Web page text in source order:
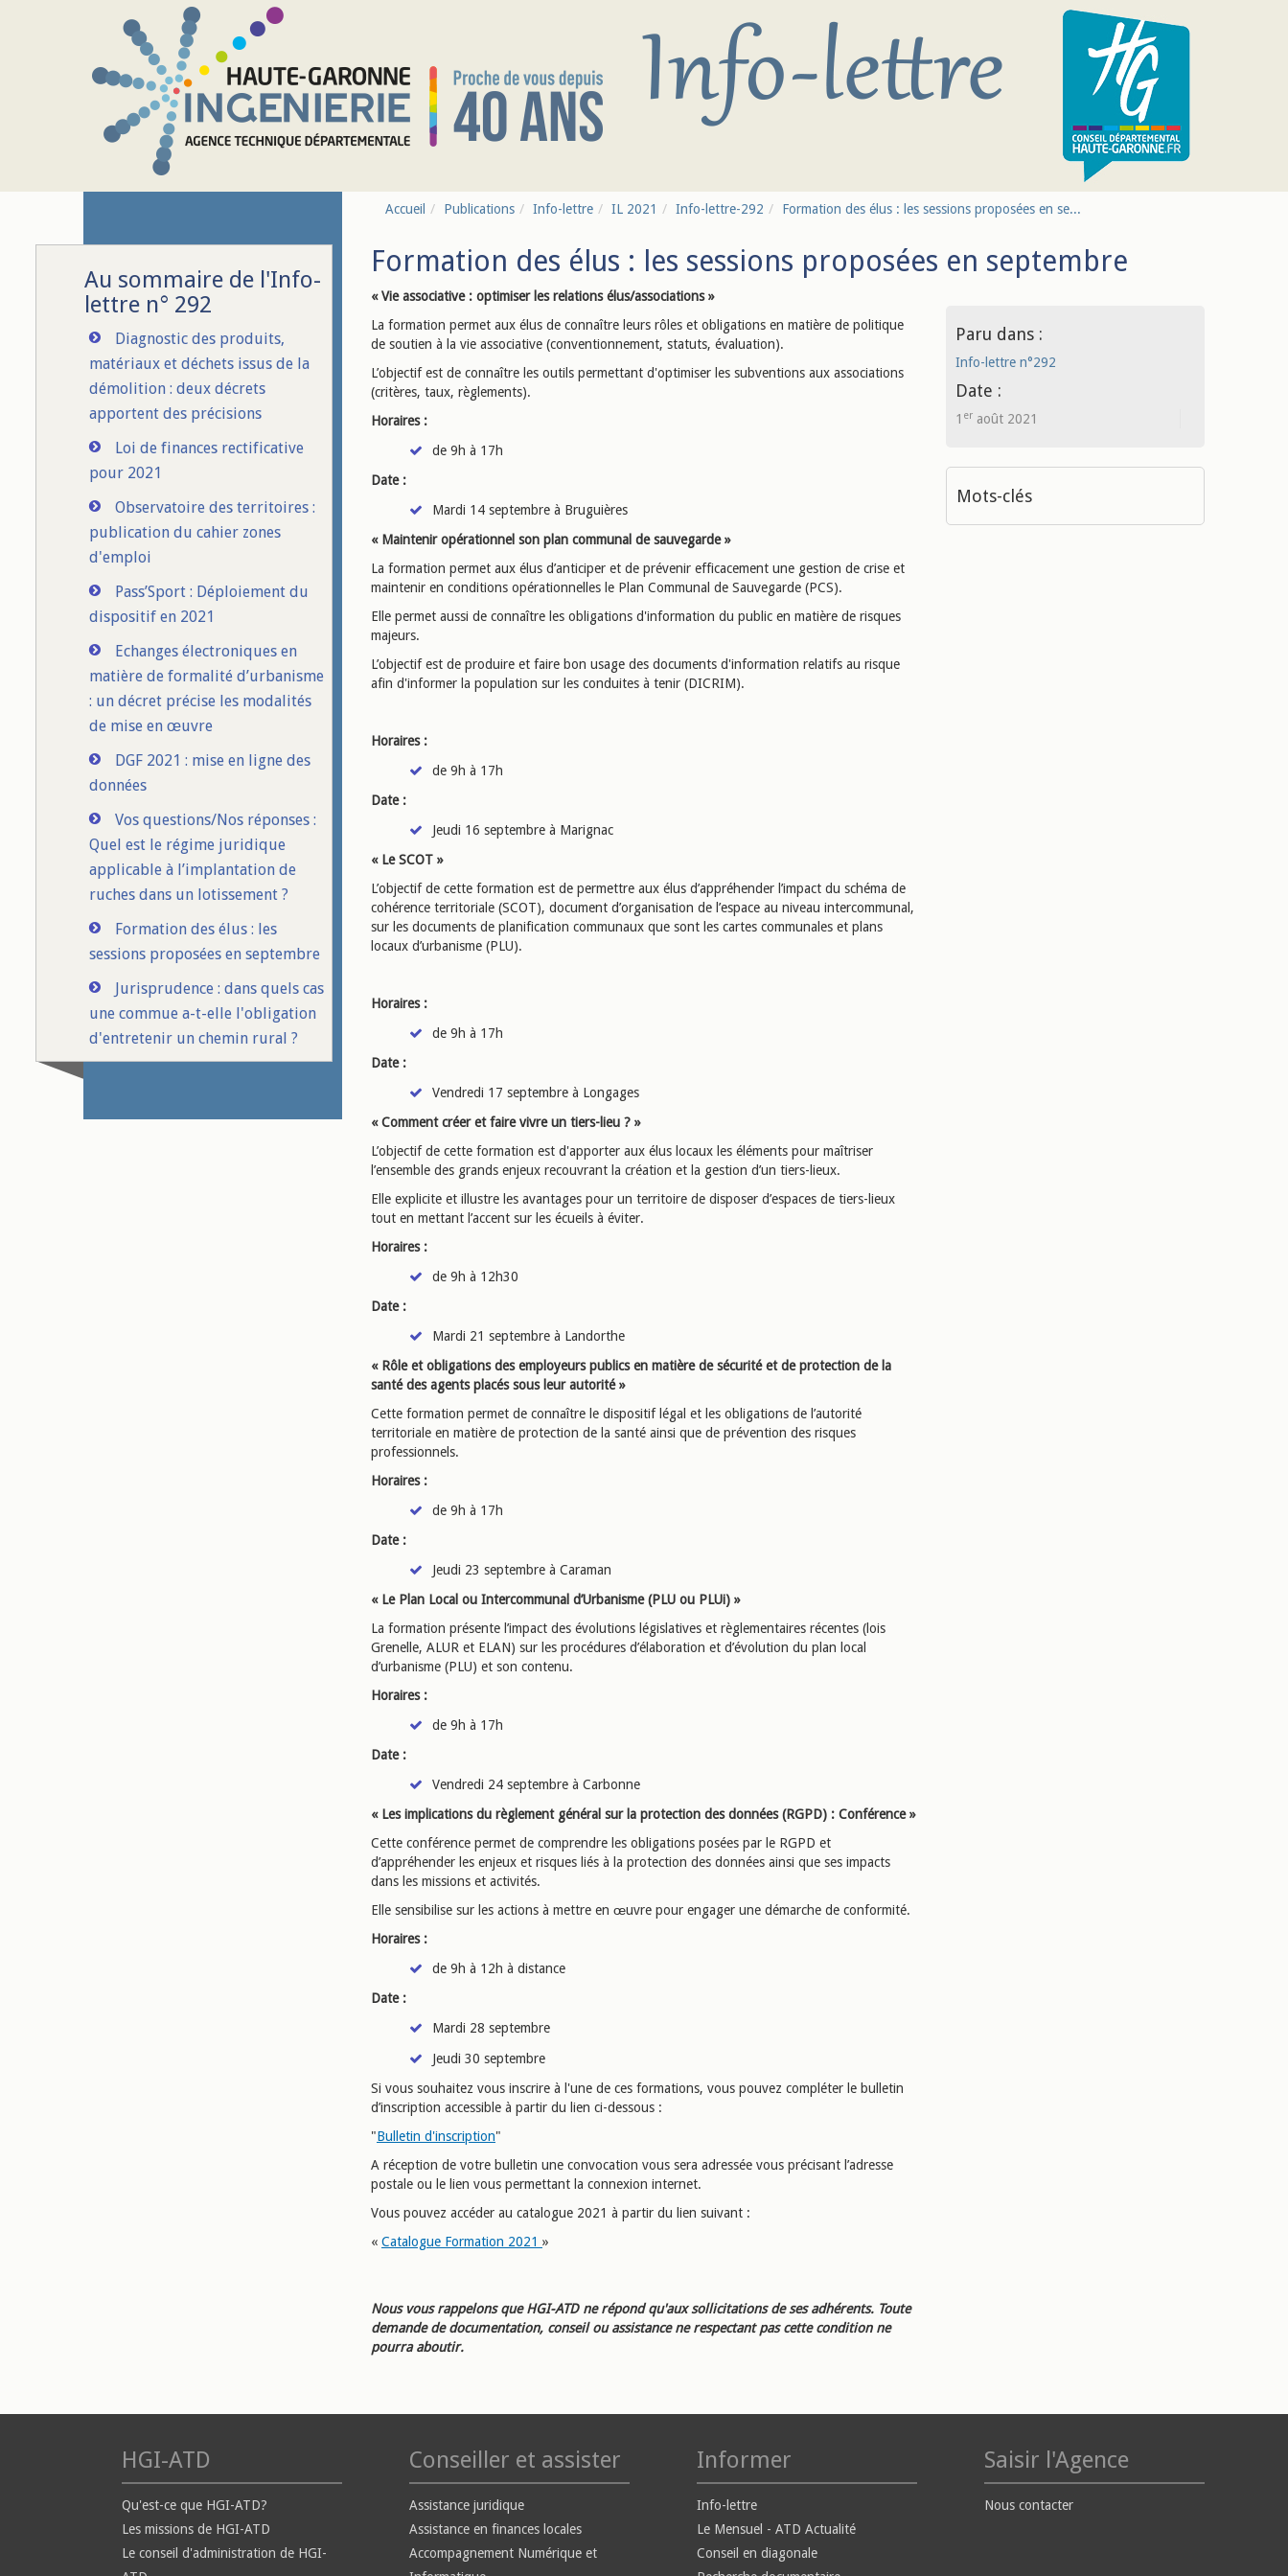
Au sommaire de l'Info-
lettre n° 292
Diagnostic des produits,
matériaux et déchets issus de la
démolition : deux décrets
apportent des précisions
Loi de finances rectificative
pour 2021
Observatoire des territoires :
publication du cahier zones
d'emploi
Pass’Sport : Déploiement du
dispositif en 2021
Echanges électroniques en
matière de formalité d’urbanisme
: un décret précise les modalités
de mise en œuvre
DGF 2021 : mise en ligne des
données
Vos questions/Nos réponses :
Quel est le régime juridique
applicable à l’implantation de
ruches dans un lotissement ?
Formation des élus : les
sessions proposées en septembre
Jurisprudence : dans quels cas
une commue a-t-elle l'obligation
d'entretenir un chemin rural ?
Accueil Publications Info-lettre IL 2021 Info-lettre-292 Formation des élus : les sessions proposées en se...
Formation des élus : les sessions proposées en septembre
« Vie associative : optimiser les relations élus/associations »
La formation permet aux élus de connaître leurs rôles et obligations en matière de politique
de soutien à la vie associative (conventionnement, statuts, évaluation).
L’objectif est de connaître les outils permettant d'optimiser les subventions aux associations
(critères, taux, règlements).
Horaires :
de 9h à 17h
Date :
Mardi 14 septembre à Bruguières
« Maintenir opérationnel son plan communal de sauvegarde »
La formation permet aux élus d’anticiper et de prévenir efficacement une gestion de crise et
maintenir en conditions opérationnelles le Plan Communal de Sauvegarde (PCS).
Elle permet aussi de connaître les obligations d'information du public en matière de risques
majeurs.
L’objectif est de produire et faire bon usage des documents d'information relatifs au risque
afin d'informer la population sur les conduites à tenir (DICRIM).
Horaires :
de 9h à 17h
Date :
Jeudi 16 septembre à Marignac
« Le SCOT »
L’objectif de cette formation est de permettre aux élus d’appréhender l’impact du schéma de
cohérence territoriale (SCOT), document d’organisation de l’espace au niveau intercommunal,
sur les documents de planification communaux que sont les cartes communales et plans
locaux d’urbanisme (PLU).
Horaires :
de 9h à 17h
Date :
Vendredi 17 septembre à Longages
« Comment créer et faire vivre un tiers-lieu ? »
L’objectif de cette formation est d'apporter aux élus locaux les éléments pour maîtriser
l’ensemble des grands enjeux recouvrant la création et la gestion d’un tiers-lieux.
Elle explicite et illustre les avantages pour un territoire de disposer d’espaces de tiers-lieux
tout en mettant l’accent sur les écueils à éviter.
Horaires :
de 9h à 12h30
Date :
Mardi 21 septembre à Landorthe
« Rôle et obligations des employeurs publics en matière de sécurité et de protection de la
santé des agents placés sous leur autorité »
Cette formation permet de connaître le dispositif légal et les obligations de l’autorité
territoriale en matière de protection de la santé ainsi que de prévention des risques
professionnels.
Horaires :
de 9h à 17h
Date :
Jeudi 23 septembre à Caraman
« Le Plan Local ou Intercommunal d’Urbanisme (PLU ou PLUi) »
La formation présente l’impact des évolutions législatives et règlementaires récentes (lois
Grenelle, ALUR et ELAN) sur les procédures d’élaboration et d’évolution du plan local
d’urbanisme (PLU) et son contenu.
Horaires :
de 9h à 17h
Date :
Vendredi 24 septembre à Carbonne
« Les implications du règlement général sur la protection des données (RGPD) : Conférence »
Cette conférence permet de comprendre les obligations posées par le RGPD et
d’appréhender les enjeux et risques liés à la protection des données ainsi que ses impacts
dans les missions et activités.
Elle sensibilise sur les actions à mettre en œuvre pour engager une démarche de conformité.
Horaires :
de 9h à 12h à distance
Date :
Mardi 28 septembre
Jeudi 30 septembre
Si vous souhaitez vous inscrire à l'une de ces formations, vous pouvez compléter le bulletin
d’inscription accessible à partir du lien ci-dessous :
"Bulletin d'inscription"
A réception de votre bulletin une convocation vous sera adressée vous précisant l’adresse
postale ou le lien vous permettant la connexion internet.
Vous pouvez accéder au catalogue 2021 à partir du lien suivant :
« Catalogue Formation 2021 »
Nous vous rappelons que HGI-ATD ne répond qu'aux sollicitations de ses adhérents. Toute
demande de documentation, conseil ou assistance ne respectant pas cette condition ne
pourra aboutir.
Paru dans :
Info-lettre n°292
Date :
1 eraoût 2021
Mots-clés
HGI-ATD
Qu'est-ce que HGI-ATD?
Les missions de HGI-ATD
Le conseil d'administration de HGI-
Conseiller et assister
Assistance juridique
Assistance en finances locales
Accompagnement Numérique et
Informer
Info-lettre
Le Mensuel - ATD Actualité
Conseil en diagonale
Saisir l'Agence
Nous contacter